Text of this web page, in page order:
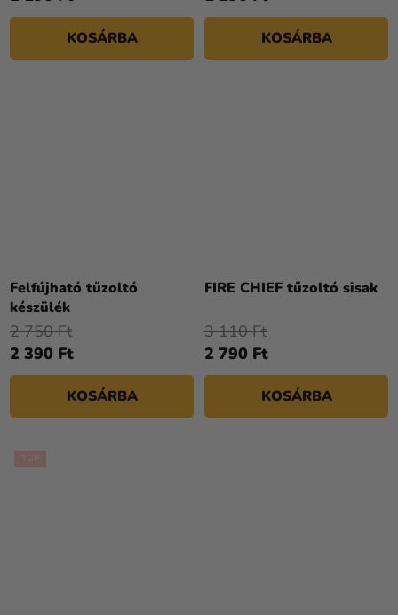
KOSÁRBA KOSÁRBA
Felfújható tűzoltó
készülék
2 390 Ft
2 750 Ft
KOSÁRBA
FIRE CHIEF tűzoltó sisak
2 790 Ft
3 110 Ft
KOSÁRBA